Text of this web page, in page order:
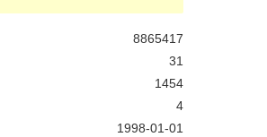
8865417
31
1454
4
1998-01-01